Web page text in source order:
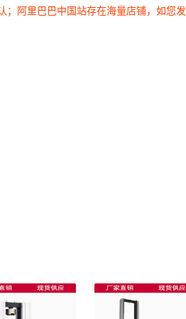
阿里巴巴中国站存在海量店铺，如您